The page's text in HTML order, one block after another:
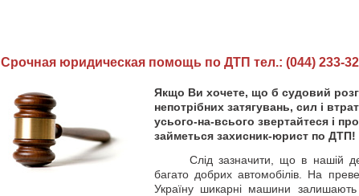
Cрочная юридическая помощь по ДТП тел.: (044) 233-
Якщо Ви хочете, що б судовий
непотрібних затягувань, сил і
усього-на-всього звертайтеся і
займеться захисник-юрист по ДТП!
Слід зазначити, що в нашій
багато добрих автомобілів. На
Україну шикарні машини залишають